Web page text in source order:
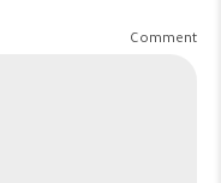
Comment